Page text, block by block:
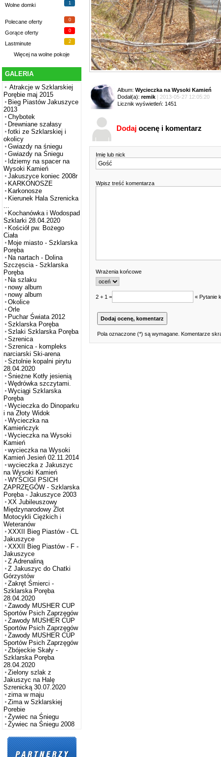
Wolne domki 1
Polecane oferty 0
Gorące oferty 0
Lastminute 2
Więcej na wolne pokoje
GALERIA
Atrakcje w Szklarskiej
Porębie maj 2015
Bieg Piastów Jakuszyce
2013
Chybotek
Drewniane szałasy
fotki ze Szklarskiej i
okolicy
Gwiazdy na śniegu
Gwiazdy na Śniegu
Idziemy na spacer na
Wysoki Kamień
Jakuszyce koniec 2008r
KARKONOSZE
Karkonosze
Kierunek Hala Szrenicka
...
Kochanówka i Wodospad
Szklarki 28.04.2020
Kościół pw. Bożego
Ciała
Moje miasto - Szklarska
Poręba
Na nartach - Dolina
Szczęscia - Szklarska
Poręba
Na szlaku
nowy album
nowy album
Okolice
Orle
Puchar Świata 2012
Szklarska Poręba
Szlaki Szklarska Poręba
Szrenica
Szrenica - kompleks
narciarski Ski-arena
Sztolnie kopalni pirytu
28.04.2020
Śnieżne Kotły jesienią
Wędrówka szczytami.
Wyciągi Szklarska
Poręba
Wycieczka do Dinoparku
i na Złoty Widok
Wycieczka na
Kamieńczyk
Wycieczka na Wysoki
Kamień
wycieczka na Wysoki
Kamień Jesień 02.11.2014
wycieczka z Jakuszyc
na Wysoki Kamień
WYŚCIGI PSICH
ZAPRZĘGÓW - Szklarska
Poręba - Jakuszyce 2003
XX Jubileuszowy
Międzynarodowy Zlot
Motocykli Ciężkich i
Weteranów
XXXII Bieg Piastów - CL
Jakuszyce
XXXII Bieg Piastów - F -
Jakuszyce
Z Adrenaliną
Z Jakuszyc do Chatki
Górzystów
Zakręt Śmierci -
Szklarska Poręba
28.04.2020
Zawody MUSHER CUP
Sportów Psich Zaprzęgów
Zawody MUSHER CUP
Sportów Psich Zaprzęgów
Zawody MUSHER CUP
Sportów Psich Zaprzęgów
Zbójeckie Skały -
Szklarska Poręba
28.04.2020
Zielony szlak z
Jakuszyc na Halę
Szrenicką 30.07.2020
zima w maju
Zima w Szklarskiej
Porebie
Żywiec na Śniegu
Żywiec na Śniegu 2008
Album: Wycieczka na Wysoki Kamień
Dodał(a): remik | 2013-05-27 12:05:20
Licznik wyświetleń: 1451
Dodaj ocenę i komentarz
Imię lub nick
Wpisz treść komentarza
Wrażenia końcowe
2 + 1 = « Pytanie
Pola oznaczone (*) są wymagane. Komentarze